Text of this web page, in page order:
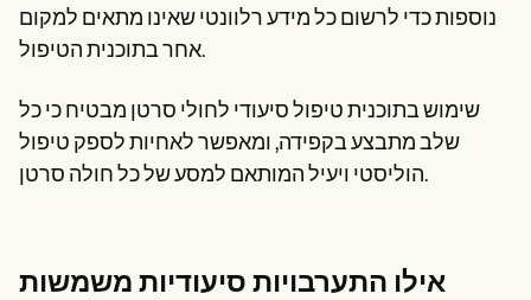
נוספות כדי לרשום כל מידע רלוונטי שאינו מתאים למקום
אחר בתוכנית הטיפול.
שימוש בתוכנית טיפול סיעודי לחולי סרטן מבטיח כי כל
שלב מתבצע בקפידה, ומאפשר לאחיות לספק טיפול
הוליסטי ויעיל המותאם למסע של כל חולה סרטן.
אילו התערבויות סיעודיות משמשות